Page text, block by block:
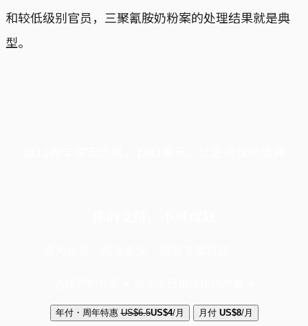
和较低级别官员，三聚氰胺奶粉案的处理结果就是典
型。
年付・周年特惠 US$6.5US$4/月 月付 US$8/月